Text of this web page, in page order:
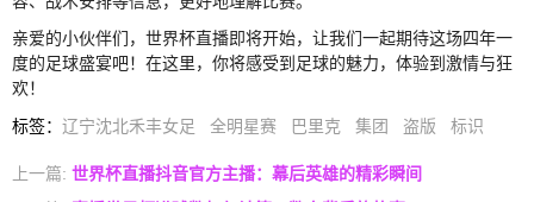
亲爱的小伙伴们，世界杯直播即将开始，让我们一起期待这场四年一
度的足球盛宴吧！在这里，你将感受到足球的魅力，体验到激情与狂
欢！
标签： 辽宁沈北禾丰女足 全明星赛 巴里克 集团 盗版 标识
上一篇: 世界杯直播抖音官方主播：幕后英雄的精彩瞬间